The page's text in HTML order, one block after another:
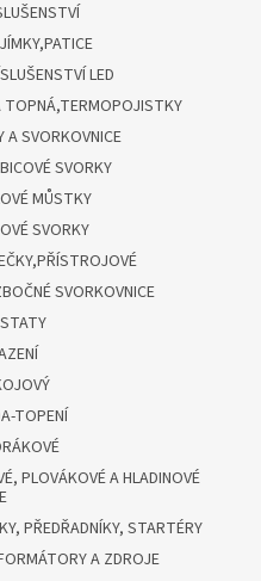
LED
TOPNÁ,TERMOPOJISTKY
A SVORKOVNICE
SVORKY
MŮSTKY
SVORKY
SVORKOVNICE
TOPENÍ
PLOVÁKOVÉ A HLADINOVÉ
PŘEDŘADNÍKY, STARTÉRY
A ZDROJE